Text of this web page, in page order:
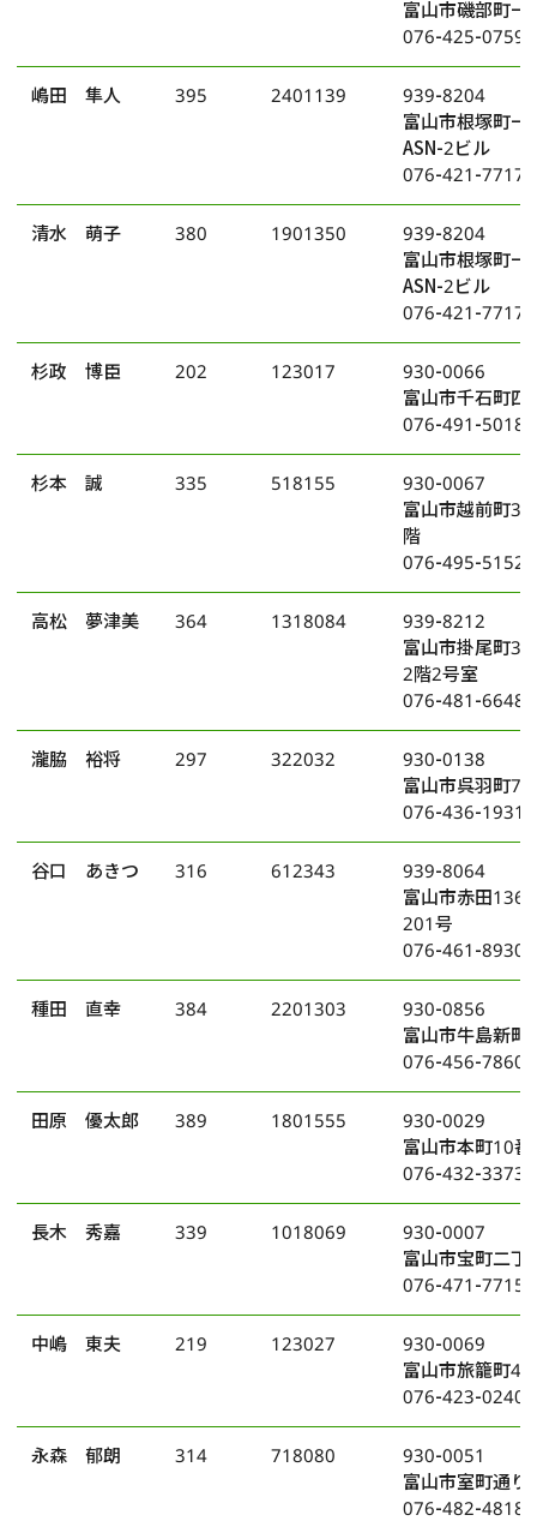
富山市磯部町
076-425-0759
嶋田 隼人 395 2401139
939-8204
富山市根塚町
ASN-2ビル
076-421-7717
清水 萌子 380 1901350
939-8204
富山市根塚町
ASN-2ビル
076-421-7717
杉政 博臣 202 123017
930-0066
富山市千石町四
076-491-5018
杉本 誠 335 518155
930-0067
富山市越前町3
階
076-495-5152
高松 夢津美 364 1318084
939-8212
富山市掛尾町
2階2号室
076-481-6648
瀧脇 裕将 297 322032
930-0138
富山市呉羽町
076-436-1931
谷口 あきつ 316 612343
939-8064
富山市赤田
201号
076-461-8930
種田 直幸 384 2201303
930-0856
富山市牛島新町
076-456-7860
田原 優太郎 389 1801555
930-0029
富山市本町10
076-432-3373
長木 秀嘉 339 1018069
930-0007
富山市宝町二丁
076-471-7715
中嶋 東夫 219 123027
930-0069
富山市旅籠町4
076-423-0240
永森 郁朗 314 718080
930-0051
富山市室町通り
076-482-4818